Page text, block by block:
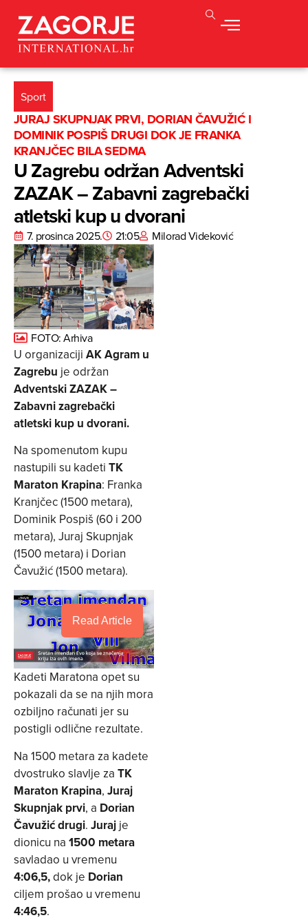
Sport
JURAJ SKUPNJAK PRVI, DORIAN ČAVUŽIĆ I
DOMINIK POSPIŠ DRUGI DOK JE FRANKA
KRANJČEC BILA SEDMA
U Zagrebu održan Adventski
ZAZAK – Zabavni zagrebački
atletski kup u dvorani
7. prosinca 2025. 21:05 Milorad Videković
FOTO: Arhiva
U organizaciji AK Agram u
Zagrebu je održan
Adventski ZAZAK –
Zabavni zagrebački
atletski kup u dvorani.
Na spomenutom kupu
nastupili su kadeti TK
Maraton Krapina: Franka
Kranjčec (1500 metara),
Dominik Pospiš (60 i 200
metara), Juraj Skupnjak
(1500 metara) i Dorian
Čavužić (1500 metara).
Read Article
Kadeti Maratona opet su
pokazali da se na njih mora
ozbiljno računati jer su
postigli odlične rezultate.
Na 1500 metara za kadete
dvostruko slavlje za TK
Maraton Krapina, Juraj
Skupnjak prvi, a Dorian
Čavužić drugi. Juraj je
dionicu na 1500 metara
savladao u vremenu
4:06,5,dok je Dorian
ciljem prošao u vremenu
4:46,5.